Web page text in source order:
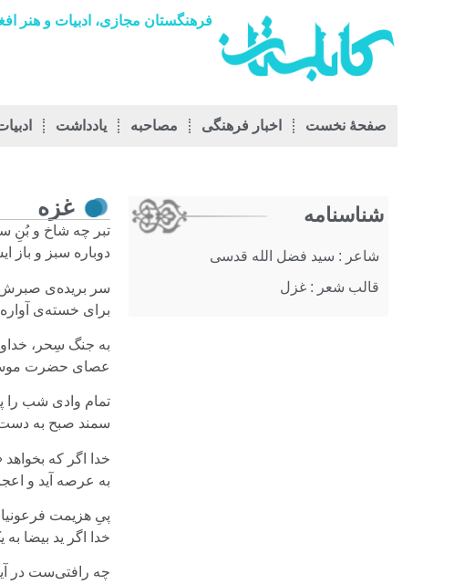
فرهنگستان مجازی، ادبیات و هنر
صفحۀ نخست اخبار فرهنگی مصاحبه يادداشت
غزه
تبر چه شاخ و بُنِ
دوباره سبز و باز
سر بریده‌‌ی صبرش
برای خسته‌ی آواره
به جنگ سِحر،
عصای حضرت
تمام وادی شب را
سمند صبح به
خدا اگر که
به عرصه آید و
پیِ هزیمت
خدا اگر ید بیضا
چه رافتی‌ست در
شناسنامه
شاعر : سید فضل الله قدسی
قالب شعر : غزل